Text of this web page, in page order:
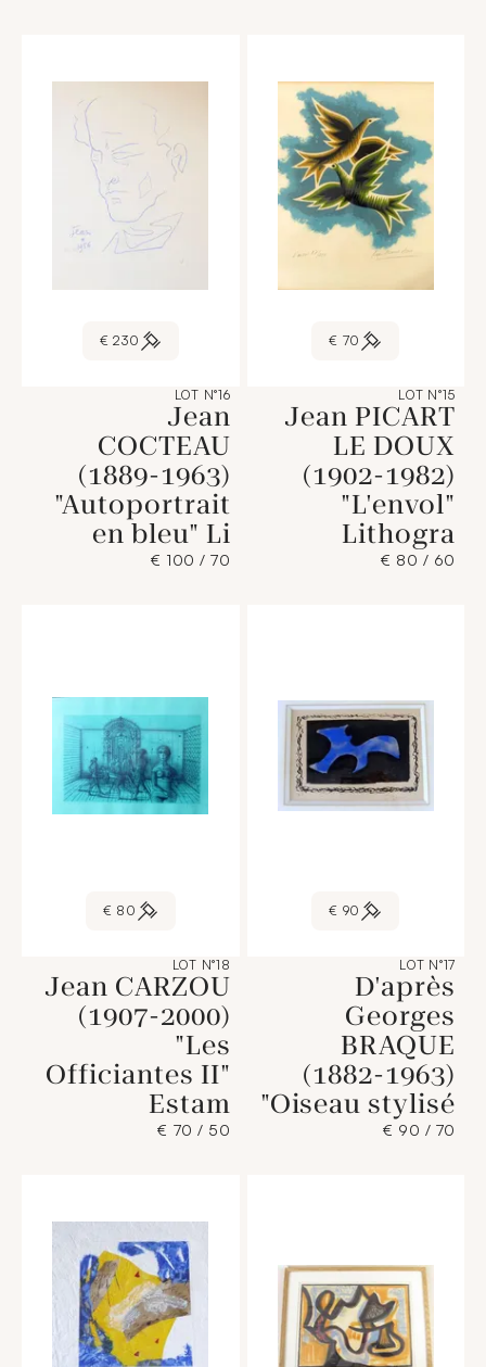
70 €
LOT N°15
Jean PICART
LE DOUX
(1902-1982)
"L'envol"
Lithogra
60 / 80 €
230 €
LOT N°16
Jean
COCTEAU
(1889-1963)
"Autoportrait
en bleu" Li
70 / 100 €
90 €
LOT N°17
D'après
Georges
BRAQUE
(1882-1963)
"Oiseau stylisé
70 / 90 €
80 €
LOT N°18
Jean CARZOU
(1907-2000)
"Les
Officiantes II"
Estam
50 / 70 €